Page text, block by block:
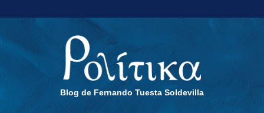
Blog de Fernando Tuesta Soldevilla